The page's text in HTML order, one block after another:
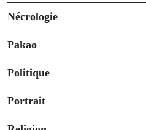
Nécrologie
Pakao
Politique
Portrait